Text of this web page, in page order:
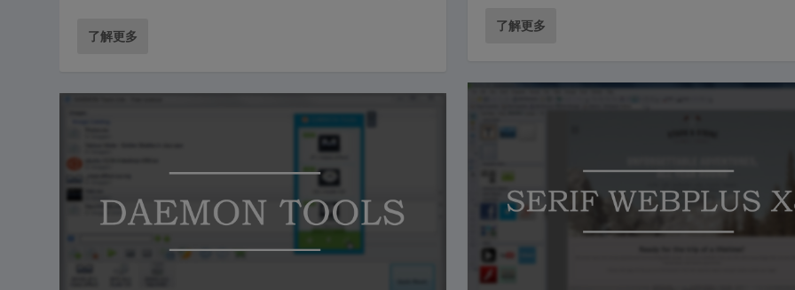
了解更多
了解更多